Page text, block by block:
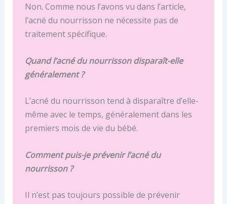
Non. Comme nous l’avons vu dans l’article,
l’acné du nourrisson ne nécessite pas de
traitement spécifique.
Quand l’acné du nourrisson disparaît-elle
généralement ?
L’acné du nourrisson tend à disparaître d’elle-
même avec le temps, généralement dans les
premiers mois de vie du bébé.
Comment puis-je prévenir l’acné du
nourrisson ?
Il n’est pas toujours possible de prévenir